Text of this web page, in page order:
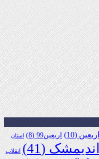
اربعین(10) اربعین99 (8) استان
(41) انقلاب